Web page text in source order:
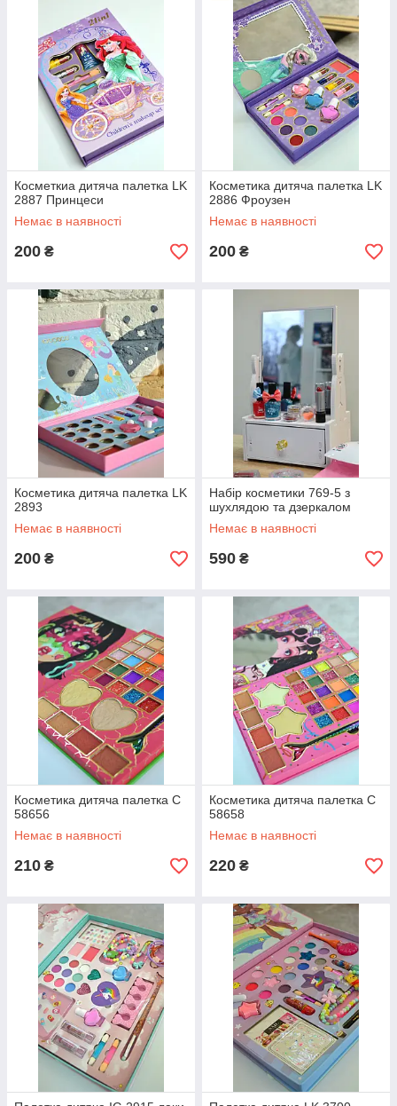
Косметкиа дитяча палетка LK
2887 Принцеси
Немає в наявності
200 ₴
Косметика дитяча палетка LK
2886 Фроузен
Немає в наявності
200 ₴
Косметика дитяча палетка LK
2893
Немає в наявності
200 ₴
Набір косметики 769-5 з
шухлядою та дзеркалом
Немає в наявності
590 ₴
Косметика дитяча палетка C
58656
Немає в наявності
210 ₴
Косметика дитяча палетка C
58658
Немає в наявності
220 ₴